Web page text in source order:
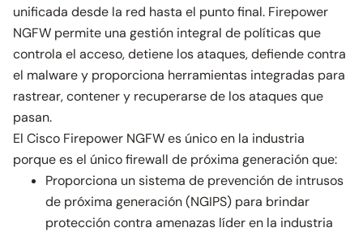
unificada desde la red hasta el punto final. Firepower
NGFW permite una gestión integral de políticas que
controla el acceso, detiene los ataques, defiende contra
el malware y proporciona herramientas integradas para
rastrear, contener y recuperarse de los ataques que
pasan.
El Cisco Firepower NGFW es único en la industria
porque es el único firewall de próxima generación que:
Proporciona un sistema de prevención de intrusos
de próxima generación (NGIPS) para brindar
protección contra amenazas líder en la industria